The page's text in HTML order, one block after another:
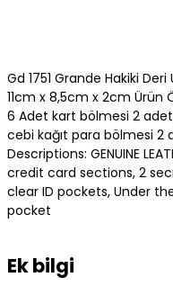
Gd 1751 Grande Hakiki Deri
11cm x 8,5cm x 2cm Ürün
6 Adet kart bölmesi 2 adet
cebi kağıt para bölmesi
Descriptions: GENUINE
credit card sections, 2
clear ID pockets, Under
pocket
Ek bilgi